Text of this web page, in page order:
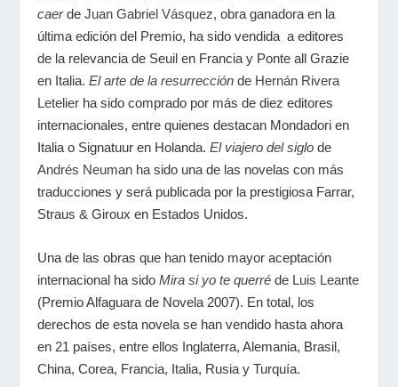
caerdeJuan Gabriel Vásquez, obra ganadora en la
última edición del Premio, ha sido vendida a editores
de la relevancia de Seuil en Francia y Ponte all Grazie
en Italia.El arte de la resurrecciónde Hernán Rivera
Letelier ha sido comprado por más de diez editores
internacionales, entre quienes destacan Mondadori en
Italia o Signatuur en Holanda.El viajero del siglo de
Andrés Neuman ha sido una de las novelas con más
traducciones y será publicada por la prestigiosa Farrar,
Straus & Giroux en Estados Unidos.
Una de las obras que han tenido mayor aceptación
internacional ha sidoMira si yo te querré de Luis Leante
(Premio Alfaguara de Novela 2007). En total, los
derechos de esta novela se han vendido hasta ahora
en 21 países, entre ellos Inglaterra, Alemania, Brasil,
China, Corea, Francia, Italia, Rusia y Turquía.